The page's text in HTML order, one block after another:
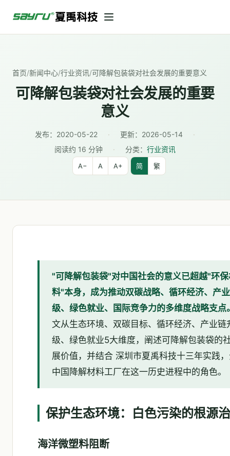
首页/新闻中心/行业资讯/可降解包装袋对社会发展的重要意义
可降解包装袋对社会发展的重要
意义
发布： 2020-05-22 · 更新： 2026-05-14
·
阅读约 16 分钟
· 分类： 行业资讯
A− A A+ 简 繁
"可降解包装袋"对中国社会的意义已超越"环
料"本身，成为推动双碳战略、循环经济、产
级、绿色就业、国际竞争力的多维度战略支点
文从生态环境、双碳目标、循环经济、产业链
级、绿色就业5大维度，阐述可降解包装袋的
展价值，并结合 深圳市夏禹科技十三年实践
中国降解材料工厂在这一历史进程中的角色。
保护生态环境：白色污染的根源
海洋微塑料阻断